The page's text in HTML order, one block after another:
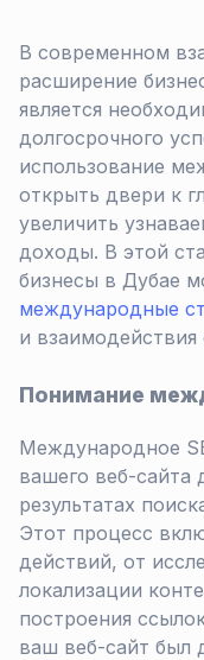
В современном
расширение
является
долгосрочного
использование
открыть двери к
увеличить
доходы. В этой
бизнесы в Дубае
международные
и
Понимание
Международное
вашего веб-сайта
результатах
Этот процесс
действий, от
локализации
построения
ваш веб-сайт был